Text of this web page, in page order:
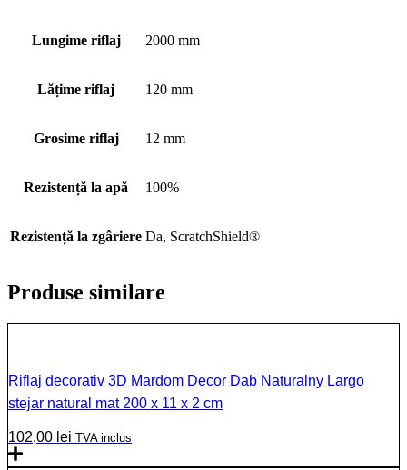
Lungime riflaj 2000 mm
Lățime riflaj 120 mm
Grosime riflaj 12 mm
Rezistență la apă 100%
Rezistență la zgâriere Da, ScratchShield®
Produse similare
Riflaj decorativ 3D Mardom Decor Dab Naturalny Largo
stejar natural mat 200 x 11 x 2 cm
102,00 lei TVA inclus